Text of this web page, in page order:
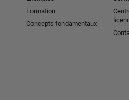
Formation
Concepts fondamentaux